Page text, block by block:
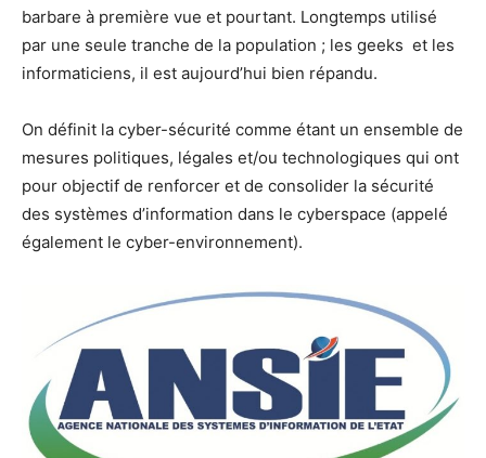
barbare à première vue et pourtant. Longtemps utilisé
par une seule tranche de la population ; les geeks et les
informaticiens, il est aujourd’hui bien répandu.
On définit la cyber-sécurité comme étant un ensemble de
mesures politiques, légales et/ou technologiques qui ont
pour objectif de renforcer et de consolider la sécurité
des systèmes d’information dans le cyberspace (appelé
également le cyber-environnement).